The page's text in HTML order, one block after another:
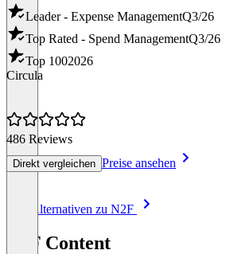
Leader - Expense ManagementQ3/26
Top Rated - Spend ManagementQ3/26
Top 1002026
Circula
486 Reviews
Direkt vergleichen Preise ansehen
Alle Alternativen zu N2F
N2F Content